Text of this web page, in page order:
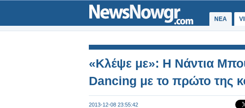
ΝΕΑ
«Κλέψε με»: Η Νάντια
Dancing με το πρώτο της
2013-12-08 23:55:42